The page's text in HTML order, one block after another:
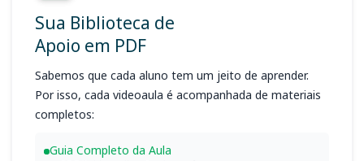
Sua Biblioteca de
Apoio em PDF
Sabemos que cada aluno tem um jeito de aprender.
Por isso, cada videoaula é acompanhada de materiais
completos:
Guia Completo da Aula